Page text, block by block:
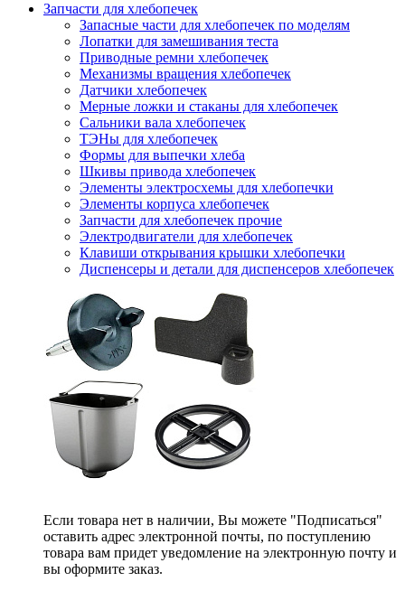
Запчасти для хлебопечек
Запасные части для хлебопечек по моделям
Лопатки для замешивания теста
Приводные ремни хлебопечек
Механизмы вращения хлебопечек
Датчики хлебопечек
Мерные ложки и стаканы для хлебопечек
Сальники вала хлебопечек
ТЭНы для хлебопечек
Формы для выпечки хлеба
Шкивы привода хлебопечек
Элементы электросхемы для хлебопечки
Элементы корпуса хлебопечек
Запчасти для хлебопечек прочие
Электродвигатели для хлебопечек
Клавиши открывания крышки хлебопечки
Диспенсеры и детали для диспенсеров хлебопечек
Если товара нет в наличии, Вы можете "Подписаться"
оставить адрес электронной почты, по поступлению
товара вам придет уведомление на электронную почту и
вы оформите заказ.